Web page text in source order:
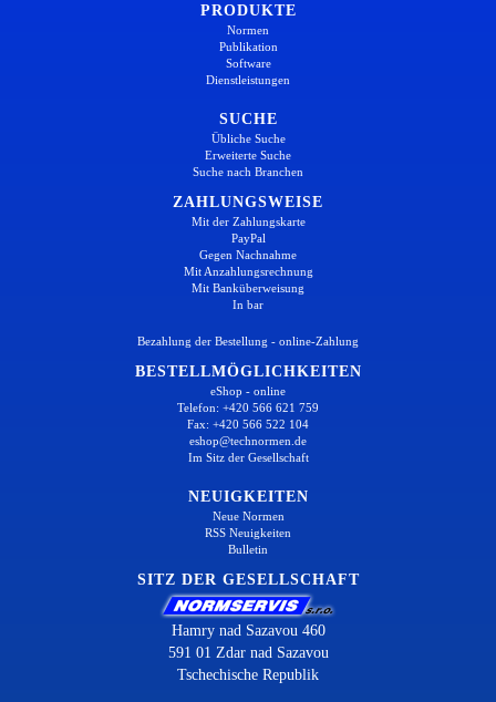
PRODUKTE
Normen
Publikation
Software
Dienstleistungen
SUCHE
Übliche Suche
Erweiterte Suche
Suche nach Branchen
ZAHLUNGSWEISE
Mit der Zahlungskarte
PayPal
Gegen Nachnahme
Mit Anzahlungsrechnung
Mit Banküberweisung
In bar
Bezahlung der Bestellung - online-Zahlung
BESTELLMÖGLICHKEITEN
eShop - online
Telefon: +420 566 621 759
Fax: +420 566 522 104
eshop@technormen.de
Im Sitz der Gesellschaft
NEUIGKEITEN
Neue Normen
RSS Neuigkeiten
Bulletin
SITZ DER GESELLSCHAFT
Hamry nad Sazavou 460
591 01 Zdar nad Sazavou
Tschechische Republik